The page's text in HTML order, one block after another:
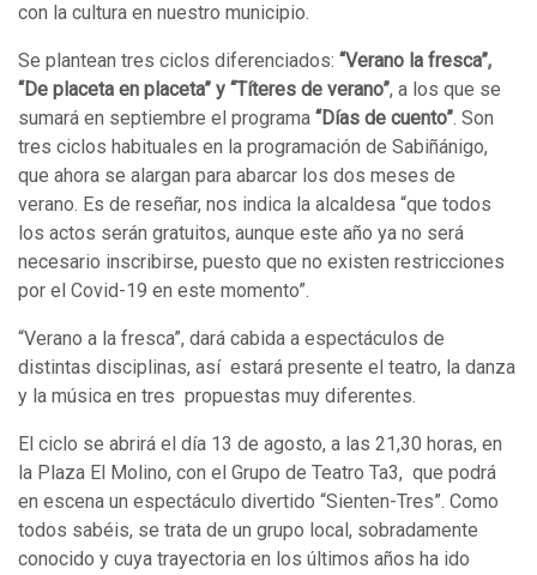
con la cultura en nuestro municipio.
Se plantean tres ciclos diferenciados: “Verano la fresca”,
“De placeta en placeta” y “Títeres de verano”, a los que se
sumará en septiembre el programa “Días de cuento”. Son
tres ciclos habituales en la programación de Sabiñánigo,
que ahora se alargan para abarcar los dos meses de
verano. Es de reseñar, nos indica la alcaldesa “que todos
los actos serán gratuitos, aunque este año ya no será
necesario inscribirse, puesto que no existen restricciones
por el Covid-19 en este momento”.
“Verano a la fresca”, dará cabida a espectáculos de
distintas disciplinas, así estará presente el teatro, la danza
y la música en tres propuestas muy diferentes.
El ciclo se abrirá el día 13 de agosto, a las 21,30 horas, en
la Plaza El Molino, con el Grupo de Teatro Ta3, que podrá
en escena un espectáculo divertido “Sienten-Tres”. Como
todos sabéis, se trata de un grupo local, sobradamente
conocido y cuya trayectoria en los últimos años ha ido